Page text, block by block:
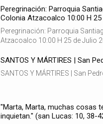
Peregrinación: Parroquia
Colonia Atzacoalco 10:00 H
Peregrinación: Parroquia
Atzacoalco 10:00 H 25 de Julio
SANTOS Y MÁRTIRES | San
SANTOS Y MÁRTIRES | San
"Marta, Marta, muchas cosas
inquietan." (san Lucas: 10, 38-